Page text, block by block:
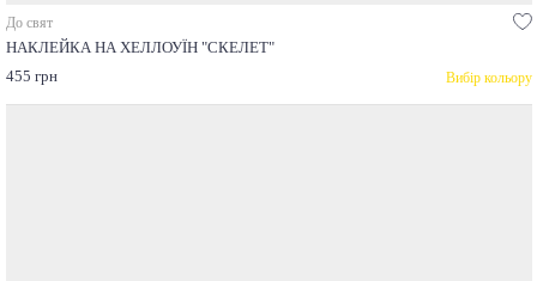
До свят
НАКЛЕЙКА НА ХЕЛЛОУЇН "СКЕЛЕТ"
455 грн
Вибір кольору